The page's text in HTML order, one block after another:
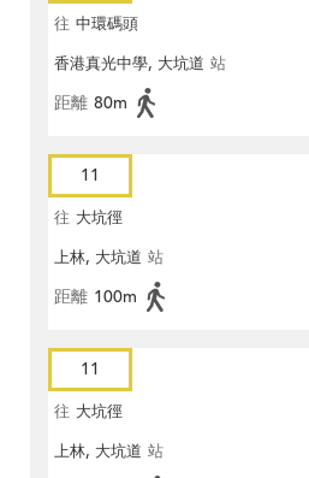
往 中環碼頭
香港真光中學, 大坑道 站
距離 80m
11
往 大坑徑
上林, 大坑道 站
距離 100m
11
往 大坑徑
上林, 大坑道 站